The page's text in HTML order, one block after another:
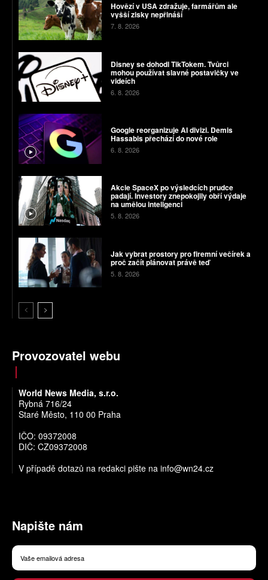
Hovězí v USA zdražuje, farmářům ale
vyšší zisky nepřináší
7. 8. 2026
Disney se dohodl TikTokem. Tvůrci
mohou používat slavné postavičky ve
videích
6. 8. 2026
Google reorganizuje AI divizi. Demis
Hassabis přechází do nové role
6. 8. 2026
Akcie SpaceX po výsledcích prudce
padají. Investory znepokojily obří výdaje
na umělou inteligenci
5. 8. 2026
Jak vybrat prostory pro firemní večírek a
proč začít plánovat právě teď
5. 8. 2026
Provozovatel webu
World News Media, s.r.o.
Rybná 716/24
Staré Město, 110 00 Praha
IČO: 09372008
DIČ: CZ09372008
V případě dotazů na redakci pište na info@wn24.cz
Napište nám